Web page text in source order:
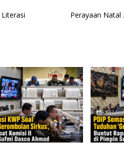
Perayaan Natal